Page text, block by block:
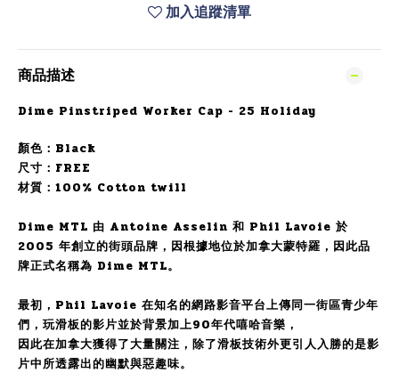
加入追蹤清單
商品描述
Dime Pinstriped Worker Cap - 25 Holiday
顏色：Black
尺寸：FREE
材質：100% Cotton twill
Dime MTL 由 Antoine Asselin 和 Phil Lavoie 於
2005 年創立的街頭品牌，因根據地位於加拿大蒙特羅，因此品
牌正式名稱為 Dime MTL。
最初，Phil Lavoie 在知名的網路影音平台上傳同一街區青少年
們，玩滑板的影片並於背景加上90年代嘻哈音樂，
因此在加拿大獲得了大量關注，除了滑板技術外更引人入勝的是影
片中所透露出的幽默與惡趣味。